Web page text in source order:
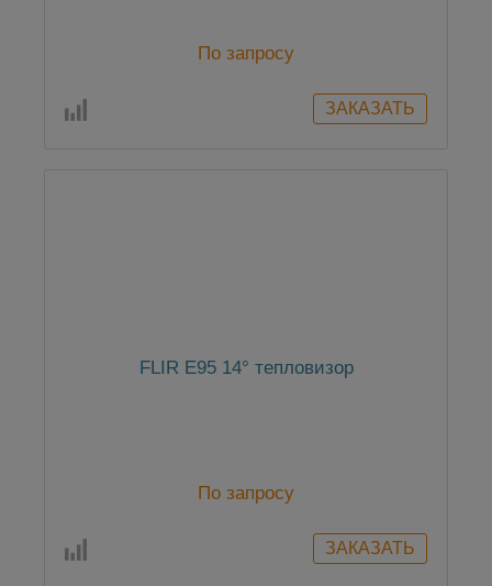
По запросу
FLIR E95 14° тепловизор
По запросу